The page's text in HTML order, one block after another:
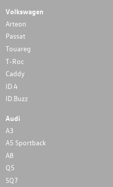
Volkswagen
Arteon
Passat
Touareg
T-Roc
Caddy
ID.4
ID.Buzz
Audi
A3
A5 Sportback
A8
Q5
SQ7